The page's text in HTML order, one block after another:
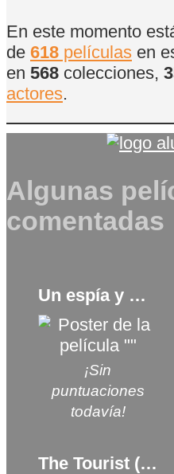
En este momento
de 618 películas en
en 568 colecciones,
actores.
Algunas
comentadas
Un espía y medio (2016)
¡Sin
puntuaciones
todavía!
The Tourist (2010)